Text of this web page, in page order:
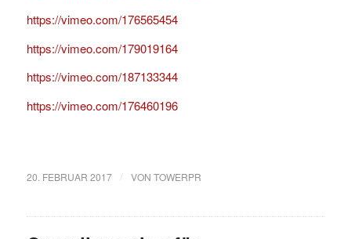
https://vimeo.com/176565454
https://vimeo.com/179019164
https://vimeo.com/187133344
https://vimeo.com/176460196
20. FEBRUAR 2017 / VON TOWERPR